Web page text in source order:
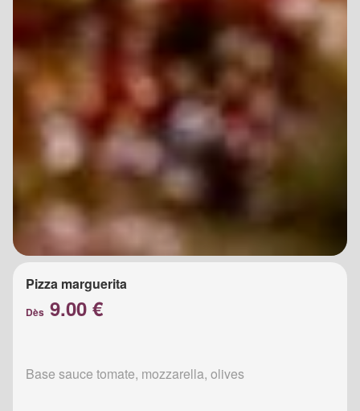
Pizza marguerita
Dès 9.00 €
Base sauce tomate, mozzarella, olives